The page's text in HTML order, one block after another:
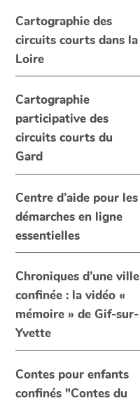
Cartographie des
circuits courts dans la
Loire
Cartographie
participative des
circuits courts du
Gard
Centre d’aide pour les
démarches en ligne
essentielles
Chroniques d’une ville
confinée : la vidéo «
mémoire » de Gif-sur-
Yvette
Contes pour enfants
confinés "Contes du